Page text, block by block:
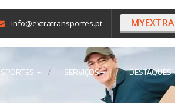
info@extratransportes.pt MYEXTRA
SERVIÇOS DESTAQUES